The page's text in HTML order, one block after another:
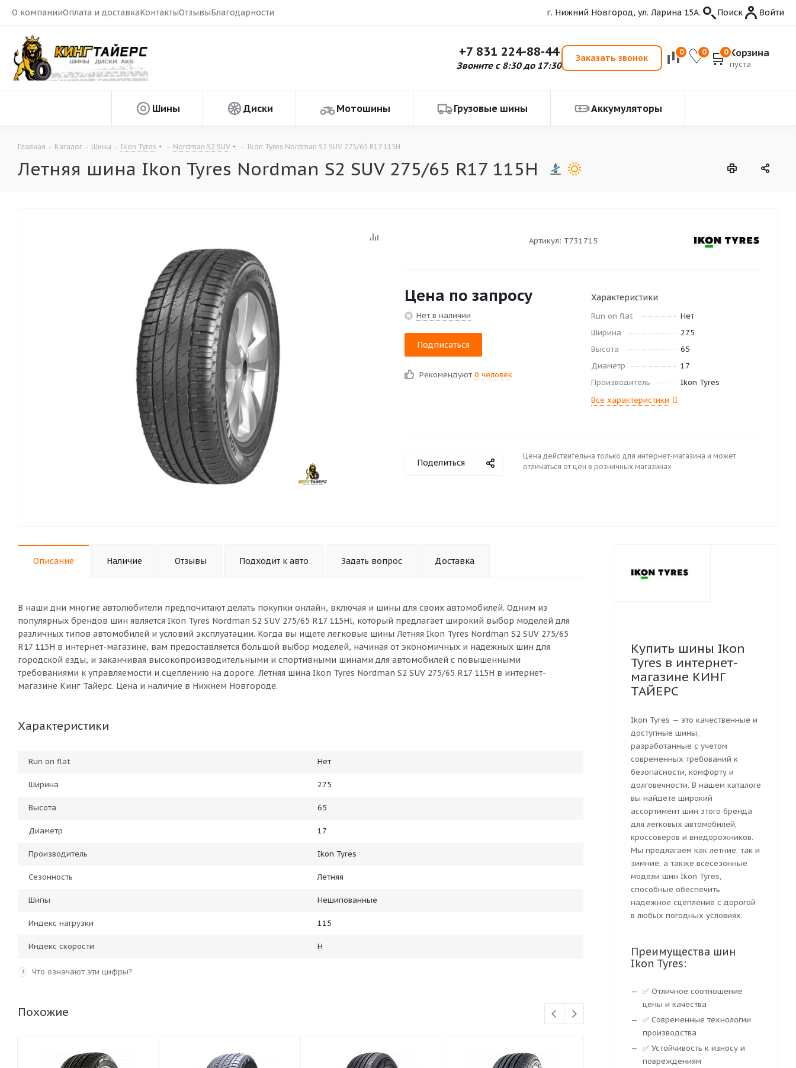
О компанииОплата и доставкаКонтактыОтзывыБлагодарности г. Нижний Новгород, ул. Ларина 15А. Поиск Войти
+7 831 224-88-44
Звоните с 8:30 до 17:30
Заказать звонок
0 0 0 Корзина
пуста
Шины Диски Мотошины Грузовые шины Аккумуляторы
Главная - Каталог - Шины - Ikon Tyres - Nordman S2 SUV - Ikon Tyres Nordman S2 SUV 275/65 R17 115H
Летняя шина Ikon Tyres Nordman S2 SUV 275/65 R17 115H
Артикул: T731715
Цена по запросу
Нет в наличии
Подписаться
Рекомендуют 0 человек
Характеристики
Run on flat
Нет
Ширина
275
Высота
65
Диаметр
17
Производитель
Ikon Tyres
Все характеристики
Поделиться
Цена действительна только для интернет-магазина и может
отличаться от цен в розничных магазинах
Описание Наличие Отзывы Подходит к авто Задать вопрос Доставка
В наши дни многие автолюбители предпочитают делать покупки онлайн, включая и шины для своих автомобилей. Одним из
популярных брендов шин является Ikon Tyres Nordman S2 SUV 275/65 R17 115Hl, который предлагает широкий выбор моделей для
различных типов автомобилей и условий эксплуатации. Когда вы ищете легковые шины Летняя Ikon Tyres Nordman S2 SUV 275/65
R17 115H в интернет-магазине, вам предоставляется большой выбор моделей, начиная от экономичных и надежных шин для
городской езды, и заканчивая высокопроизводительными и спортивными шинами для автомобилей с повышенными
требованиями к управляемости и сцеплению на дороге. Летняя шина Ikon Tyres Nordman S2 SUV 275/65 R17 115H в интернет-
магазине Кинг Тайерс. Цена и наличие в Нижнем Новгороде.
Характеристики
Run on flat Нет
Ширина 275
Высота 65
Диаметр 17
Производитель Ikon Tyres
Сезонность Летняя
Шипы Нешипованные
Индекс нагрузки 115
Индекс скорости H
? Что означают эти цифры?
Похожие
Купить шины Ikon
Tyres в интернет-
магазине КИНГ
ТАЙЕРС
Ikon Tyres — это качественные и
доступные шины,
разработанные с учетом
современных требований к
безопасности, комфорту и
долговечности. В нашем каталоге
вы найдете широкий
ассортимент шин этого бренда
для легковых автомобилей,
кроссоверов и внедорожников.
Мы предлагаем как летние, так и
зимние, а также всесезонные
модели шин Ikon Tyres,
способные обеспечить
надежное сцепление с дорогой
в любых погодных условиях.
Преимущества шин
Ikon Tyres:
✅ Отличное соотношение
цены и качества
✅ Современные технологии
производства
✅ Устойчивость к износу и
повреждениям